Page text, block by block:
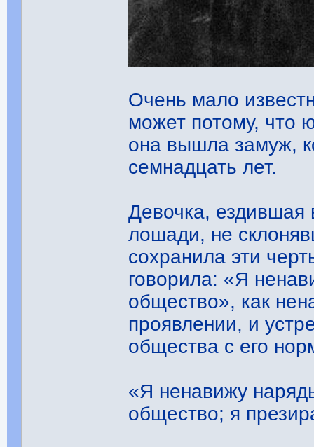
Очень мало
может потому, что
она вышла замуж,
семнадцать лет.
Девочка, ездившая
лошади, не
сохранила эти
говорила: «Я
общество», как
проявлении, и
общества с его
«Я ненавижу
общество; я